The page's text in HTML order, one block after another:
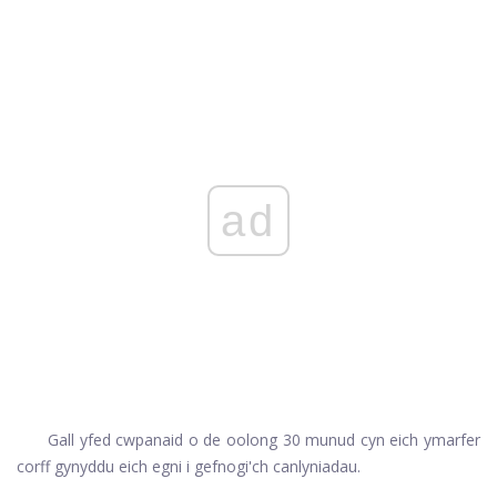
ad
Gall yfed cwpanaid o de oolong 30 munud cyn eich ymarfer
corff gynyddu eich egni i gefnogi'ch canlyniadau.